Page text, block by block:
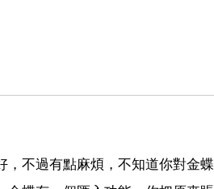
不過有點麻煩，不知道你對金